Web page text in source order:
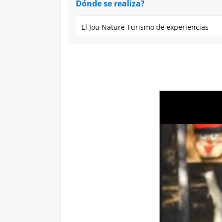
Dónde se realiza?
El Jou Nature Turismo de experiencias